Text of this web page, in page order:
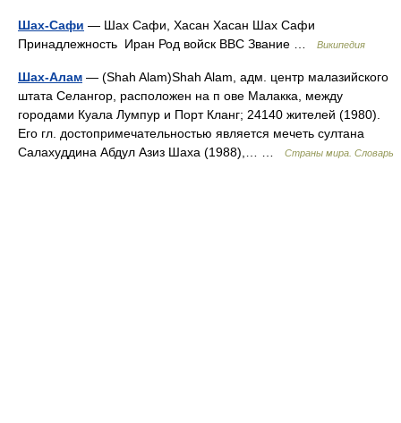
Шах-Сафи — Шах Сафи, Хасан Хасан Шах Сафи
Принадлежность Иран Род войск ВВС Звание …
Википедия
Шах-Алам — (Shah Alam)Shah Alam, адм. центр малазийского
штата Селангор, расположен на п ове Малакка, между
городами Куала Лумпур и Порт Кланг; 24140 жителей (1980).
Его гл. достопримечательностью является мечеть султана
Салахуддина Абдул Азиз Шаха (1988),… …
Страны мира. Словарь